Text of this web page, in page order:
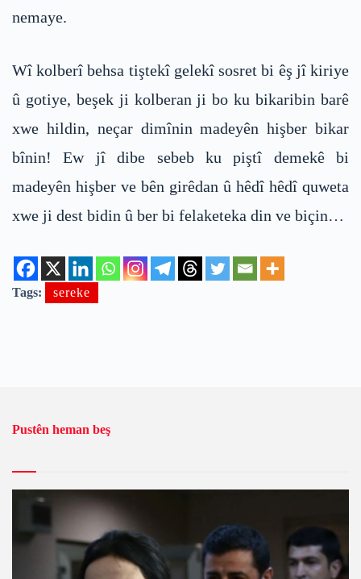
nemaye.
Wî kolberî behsa tiştekî gelekî sosret bi êş jî kiriye
û gotiye, beşek ji kolberan ji bo ku bikaribin barê
xwe hildin, neçar dimînin madeyên hişber bikar
bînin! Ew jî dibe sebeb ku piştî demekê bi
madeyên hişber ve bên girêdan û hêdî hêdî quweta
xwe ji dest bidin û ber bi felaketeka din ve biçin…
Tags: sereke
Pustên heman beş